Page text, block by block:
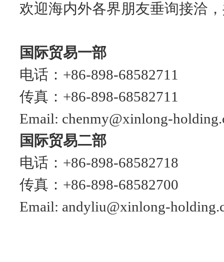
欢迎海内外各界朋友垂询接洽
国际贸易一部
电话：+86-898-68582711
传真：+86-898-68582711
Email: chenmy@xinlong-
国际贸易二部
电话：+86-898-68582718
传真：+86-898-68582700
Email: andyliu@xinlong-